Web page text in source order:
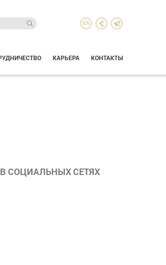
EN
КАРЬЕРА КОНТАКТЫ
СОЦИАЛЬНЫХ СЕТЯХ